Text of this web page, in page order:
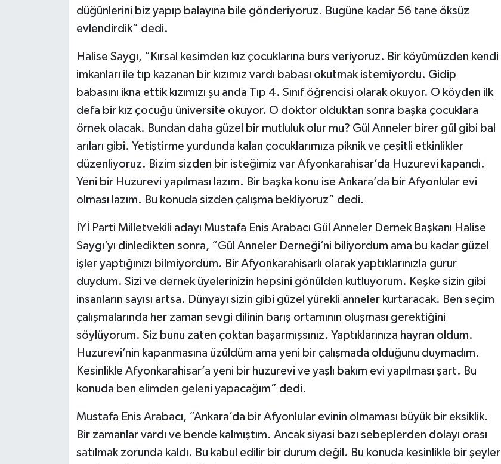
düğünlerini biz yapıp balayına bile gönderiyoruz. Bugüne kadar 56 tane öksüz
evlendirdik” dedi.
Halise Saygı, “Kırsal kesimden kız çocuklarına burs veriyoruz. Bir köyümüzden kendi
imkanları ile tıp kazanan bir kızımız vardı babası okutmak istemiyordu. Gidip
babasını ikna ettik kızımızı şu anda Tıp 4. Sınıf öğrencisi olarak okuyor. O köyden ilk
defa bir kız çocuğu üniversite okuyor. O doktor olduktan sonra başka çocuklara
örnek olacak. Bundan daha güzel bir mutluluk olur mu? Gül Anneler birer gül gibi bal
arıları gibi. Yetiştirme yurdunda kalan çocuklarımıza piknik ve çeşitli etkinlikler
düzenliyoruz. Bizim sizden bir isteğimiz var Afyonkarahisar’da Huzurevi kapandı.
Yeni bir Huzurevi yapılması lazım. Bir başka konu ise Ankara’da bir Afyonlular evi
olması lazım. Bu konuda sizden çalışma bekliyoruz” dedi.
İYİ Parti Milletvekili adayı Mustafa Enis Arabacı Gül Anneler Dernek Başkanı Halise
Saygı’yı dinledikten sonra, “Gül Anneler Derneği’ni biliyordum ama bu kadar güzel
işler yaptığınızı bilmiyordum. Bir Afyonkarahisarlı olarak yaptıklarınızla gurur
duydum. Sizi ve dernek üyelerinizin hepsini gönülden kutluyorum. Keşke sizin gibi
insanların sayısı artsa. Dünyayı sizin gibi güzel yürekli anneler kurtaracak. Ben seçim
çalışmalarında her zaman sevgi dilinin barış ortamının oluşması gerektiğini
söylüyorum. Siz bunu zaten çoktan başarmışsınız. Yaptıklarınıza hayran oldum.
Huzurevi’nin kapanmasına üzüldüm ama yeni bir çalışmada olduğunu duymadım.
Kesinlikle Afyonkarahisar’a yeni bir huzurevi ve yaşlı bakım evi yapılması şart. Bu
konuda ben elimden geleni yapacağım” dedi.
Mustafa Enis Arabacı, “Ankara’da bir Afyonlular evinin olmaması büyük bir eksiklik.
Bir zamanlar vardı ve bende kalmıştım. Ancak siyasi bazı sebeplerden dolayı orası
satılmak zorunda kaldı. Bu kabul edilir bir durum değil. Bu konuda kesinlikle bir şeyler